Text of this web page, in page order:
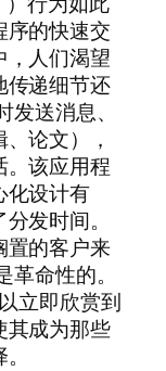
序的快速交
，人们渴望
传递细节还
送消息、
论文），
。该应用程
化设计有
发时间。
置的客户来
命性的。
立即欣赏到
其成为那些